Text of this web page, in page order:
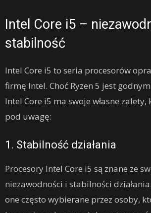
Intel Core i5 –
stabilność
Intel Core i5 to seria procesorów
firmę Intel. Choć Ryzen 5 jest
Intel Core i5 ma swoje własne
pod uwagę:
1. Stabilność działania
Procesory Intel Core i5 są znane ze
niezawodności i stabilności
one często wybierane przez osoby,